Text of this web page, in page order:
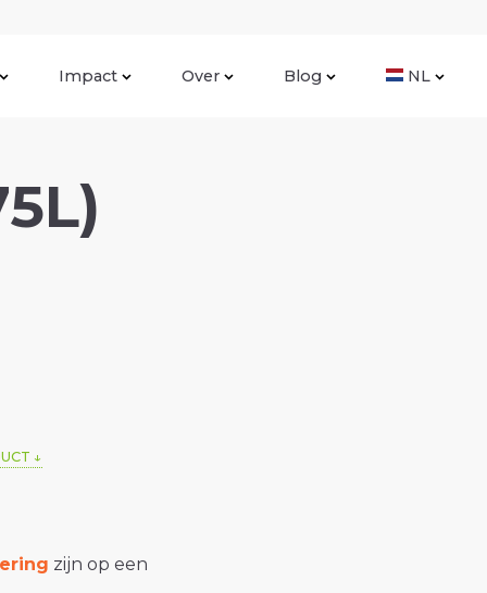
Impact Over Blog NL
zijn op een